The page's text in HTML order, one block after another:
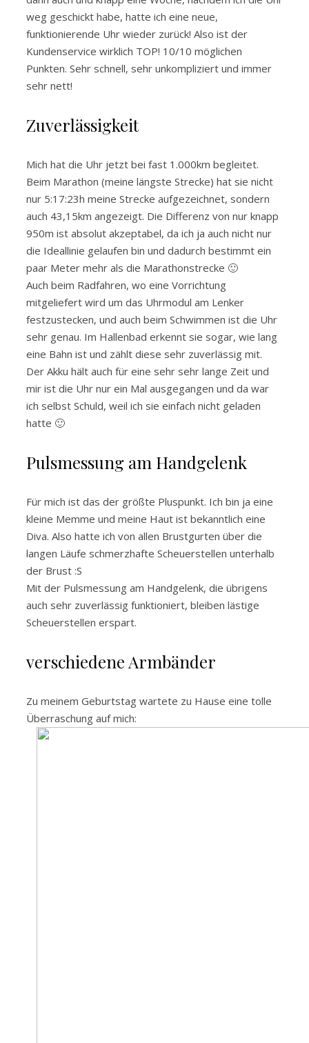
weg geschickt habe, hatte ich eine neue,
funktionierende Uhr wieder zurück! Also ist der
Kundenservice wirklich TOP! 10/10 möglichen
Punkten. Sehr schnell, sehr unkompliziert und immer
sehr nett!
Zuverlässigkeit
Mich hat die Uhr jetzt bei fast 1.000km begleitet.
Beim Marathon (meine längste Strecke) hat sie nicht
nur 5:17:23h meine Strecke aufgezeichnet, sondern
auch 43,15km angezeigt. Die Differenz von nur knapp
950m ist absolut akzeptabel, da ich ja auch nicht nur
die Ideallinie gelaufen bin und dadurch bestimmt ein
paar Meter mehr als die Marathonstrecke 🙂
Auch beim Radfahren, wo eine Vorrichtung
mitgeliefert wird um das Uhrmodul am Lenker
festzustecken, und auch beim Schwimmen ist die Uhr
sehr genau. Im Hallenbad erkennt sie sogar, wie lang
eine Bahn ist und zählt diese sehr zuverlässig mit.
Der Akku hält auch für eine sehr sehr lange Zeit und
mir ist die Uhr nur ein Mal ausgegangen und da war
ich selbst Schuld, weil ich sie einfach nicht geladen
hatte 🙂
Pulsmessung am Handgelenk
Für mich ist das der größte Pluspunkt. Ich bin ja eine
kleine Memme und meine Haut ist bekanntlich eine
Diva. Also hatte ich von allen Brustgurten über die
langen Läufe schmerzhafte Scheuerstellen unterhalb
der Brust :S
Mit der Pulsmessung am Handgelenk, die übrigens
auch sehr zuverlässig funktioniert, bleiben lästige
Scheuerstellen erspart.
verschiedene Armbänder
Zu meinem Geburtstag wartete zu Hause eine tolle
Überraschung auf mich: